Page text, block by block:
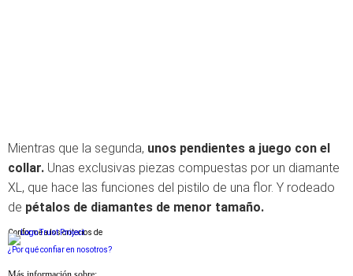
Mientras que la segunda, unos pendientes a juego con el
collar. Unas exclusivas piezas compuestas por un diamante
XL, que hace las funciones del pistilo de una flor. Y rodeado
de pétalos de diamantes de menor tamaño.
Conforme a los criterios de
¿Por qué confiar en nosotros?